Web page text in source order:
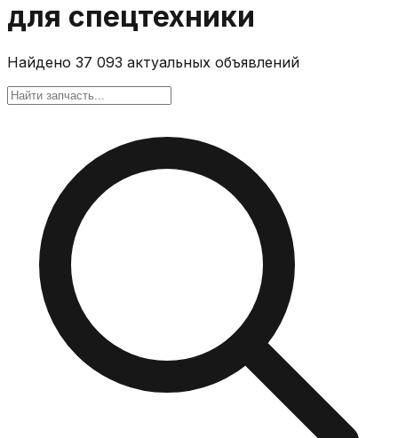
для спецтехники
Найдено 37 093 актуальных объявлений